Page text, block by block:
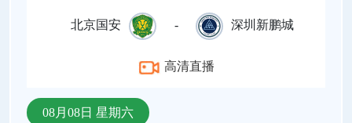
北京国安 - 深圳新鹏城
高清直播
08月08日 星期六